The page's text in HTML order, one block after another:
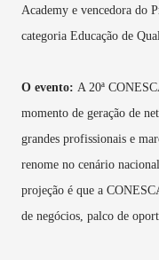
Academy e vencedora do
categoria Educação de
O evento: A 20ª
momento de geração de
grandes profissionais e
renome no cenário
projeção é que a
de negócios, palco de